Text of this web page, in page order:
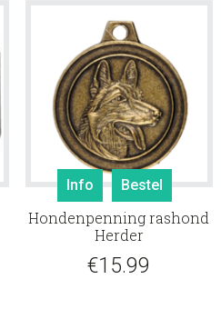
Info Bestel
Hondenpenning rashond
Herder
€15.99